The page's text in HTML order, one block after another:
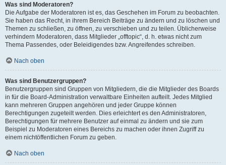
Was sind Moderatoren?
Die Aufgabe der Moderatoren ist es, das Geschehen im Forum zu beobachten.
Sie haben das Recht, in ihrem Bereich Beiträge zu ändern und zu löschen und
Themen zu schließen, zu öffnen, zu verschieben und zu teilen. Üblicherweise
verhindern Moderatoren, dass Mitglieder „offtopic“, d. h. etwas nicht zum
Thema Passendes, oder Beleidigendes bzw. Angreifendes schreiben.
Nach oben
Was sind Benutzergruppen?
Benutzergruppen sind Gruppen von Mitgliedern, die die Mitglieder des Boards
in für die Board-Administration verwaltbare Einheiten aufteilt. Jedes Mitglied
kann mehreren Gruppen angehören und jeder Gruppe können
Berechtigungen zugeteilt werden. Dies erleichtert es den Administratoren,
Berechtigungen für mehrere Benutzer auf einmal zu ändern und sie zum
Beispiel zu Moderatoren eines Bereichs zu machen oder ihnen Zugriff zu
einem nichtöffentlichen Forum zu geben.
Nach oben